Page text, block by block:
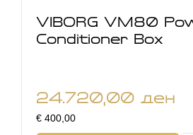
VIBORG VM80
Conditioner Box
24.720,00 ден
€ 400,00